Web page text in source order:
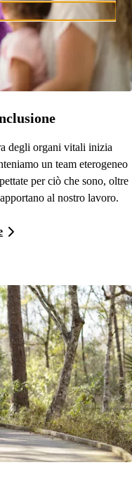
degli organi vitali inizia
un team eterogeneo
per ciò che sono, oltre
al nostro lavoro.